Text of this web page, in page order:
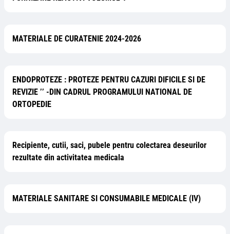
MATERIALE DE CURATENIE 2024-2026
ENDOPROTEZE : PROTEZE PENTRU CAZURI DIFICILE SI DE
REVIZIE ’’ -DIN CADRUL PROGRAMULUI NATIONAL DE
ORTOPEDIE
Recipiente, cutii, saci, pubele pentru colectarea deseurilor
rezultate din activitatea medicala
MATERIALE SANITARE SI CONSUMABILE MEDICALE (IV)